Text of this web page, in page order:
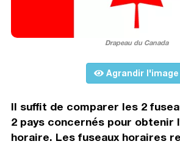
Drapeau du Canada
Agrandir l'image
Il suffit de comparer les 2
2 pays concernés pour obtenir
horaire. Les fuseaux horaires